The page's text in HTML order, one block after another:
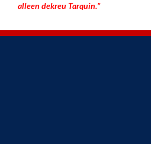
alleen dekreu Tarquin.”